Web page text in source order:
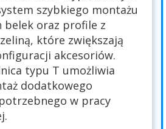
szybkiego montażu
belek oraz profile z
które zwiększają
akcesoriów.
typu T umożliwia
dodatkowego
w pracy